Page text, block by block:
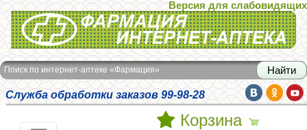
Интернет-аптека Фармация
Версия для слабовидящих
Поиск по интернет-аптеке «Фармация»
Служба обработки заказов 99-98-28
Корзина